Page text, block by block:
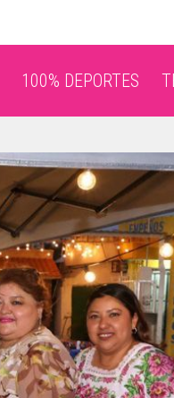
100% DEPORTES